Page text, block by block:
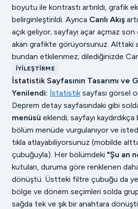
boyutu ile kontrastı artırıldı, grafik
belirginleştirildi. Ayrıca Canlı Akış
açık geliyor; sayfayı açar açmaz
akan grafikte görüyorsunuz. Alttaki
bundan etkilenmez; dilediğinizde
İYILEŞTIRME
İstatistik Sayfasının Tasarımı ve
Yenilendi: İstatistiksayfası görsel
Deprem detay sayfasındaki gibi
menüsü eklendi; sayfayı
bölüm menüde vurgulanıyor ve
tıkla atlayabiliyorsunuz (mobilde
çubuğuyla). Her bölümdeki "Şu an
kutuları, duruma göre renklenen
dönüştü. Üstteki filtre çubuğu da
bölge ve dönem seçimleri solda
sağda tek ve şık bir anahtara